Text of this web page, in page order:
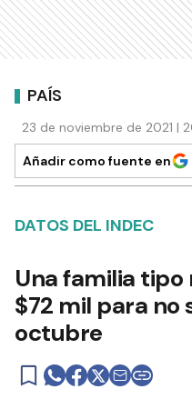
PAÍS
23 de noviembre de 2021 |
Añadir como fuente en
DATOS DEL INDEC
Una familia
$72 mil para no
octubre